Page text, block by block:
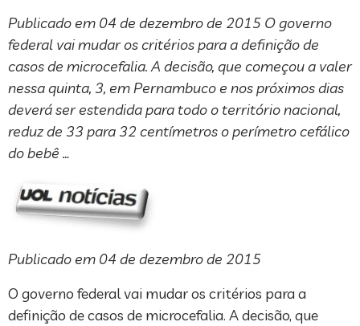
Publicado em 04 de dezembro de 2015 O governo
federal vai mudar os critérios para a definição de
casos de microcefalia. A decisão, que começou a valer
nessa quinta, 3, em Pernambuco e nos próximos dias
deverá ser estendida para todo o território nacional,
reduz de 33 para 32 centímetros o perímetro cefálico
do bebê …
Publicado em 04 de dezembro de 2015
O governo federal vai mudar os critérios para a
definição de casos de microcefalia. A decisão, que